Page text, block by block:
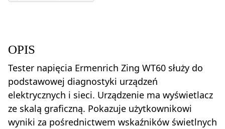
OPIS
Tester napięcia Ermenrich Zing WT60 służy do
podstawowej diagnostyki urządzeń
elektrycznych i sieci. Urządzenie ma wyświetlacz
ze skalą graficzną. Pokazuje użytkownikowi
wyniki za pośrednictwem wskaźników świetlnych